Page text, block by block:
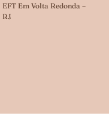
EFT Em Volta Redonda –
RJ